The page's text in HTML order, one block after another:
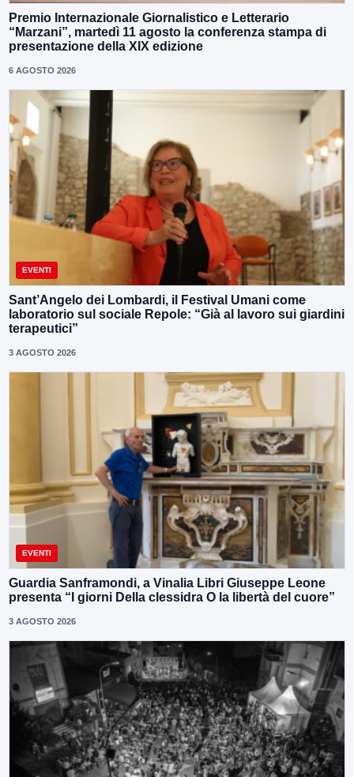
Premio Internazionale Giornalistico e Letterario
“Marzani”, martedì 11 agosto la conferenza stampa di
presentazione della XIX edizione
6 AGOSTO 2026
EVENTI
Sant’Angelo dei Lombardi, il Festival Umani come
laboratorio sul sociale Repole: “Già al lavoro sui giardini
terapeutici”
3 AGOSTO 2026
EVENTI
Guardia Sanframondi, a Vinalia Libri Giuseppe Leone
presenta “I giorni Della clessidra O la libertà del cuore”
3 AGOSTO 2026